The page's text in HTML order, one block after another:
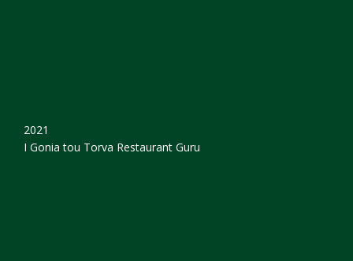
2021
I Gonia tou Torva Restaurant Guru